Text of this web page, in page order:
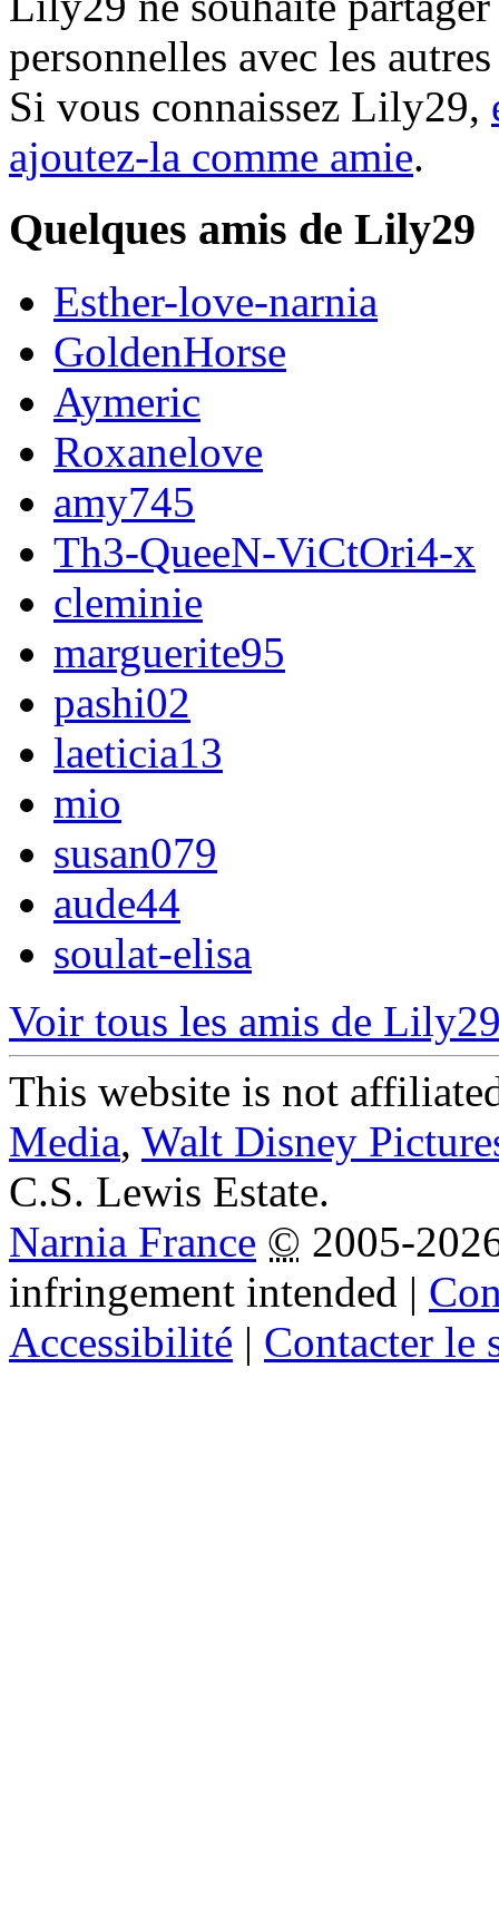
personnelles avec les
Si vous connaissez Lily29,
ajoutez-la comme amie.
Quelques amis de Lily29
Esther-love-narnia
GoldenHorse
Aymeric
Roxanelove
amy745
Th3-QueeN-ViCtOri4-x
cleminie
marguerite95
pashi02
laeticia13
mio
susan079
aude44
soulat-elisa
Voir tous les amis de
This website is not
Media, Walt Disney
C.S. Lewis Estate.
Narnia France © 2005-
infringement intended |
Accessibilité | Contacter le